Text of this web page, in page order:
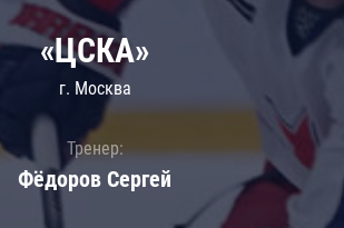
«ЦСКА»
г. Москва
Тренер:
Фёдоров Сергей